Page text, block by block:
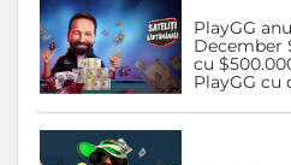
PlayGG
December
cu
PlayGG cu